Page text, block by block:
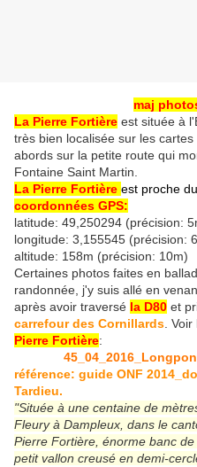
maj
La Pierre Fortière est située à
très bien localisée sur les
abords sur la petite route qui
Fontaine Saint Martin.
La Pierre Fortière est proche du
coordonnées GPS:
latitude: 49,250294 (précision:
longitude: 3,155545 (précision:
altitude: 158m (précision: 10m)
Certaines photos faites en
randonnée, j'y suis allé en
après avoir traversé la D80 et
carrefour des Cornillards .
Pierre Fortière:
référence: guide ONF
Tardieu.
"Située à une centaine de
Fleury à Dampleux, dans le
Pierre Fortière, énorme banc
petit vallon creusé en demi-